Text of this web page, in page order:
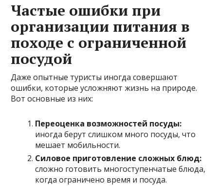
Частые ошибки при
организации питания в
походе с ограниченной
посудой
Даже опытные туристы иногда совершают
ошибки, которые усложняют жизнь на природе.
Вот основные из них:
Переоценка возможностей посуды:
иногда берут слишком много посуды, что
мешает мобильности.
Силовое приготовление сложных блюд:
сложно готовить многоступенчатые блюда,
когда ограничено время и посуда.